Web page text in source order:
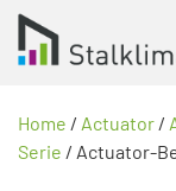
Home / Actuator /
Serie / Actuator-